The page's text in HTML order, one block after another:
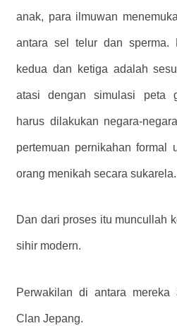
anak, para ilmuwan
antara sel telur dan sperma.
kedua dan ketiga adalah
atasi dengan simulasi peta
harus dilakukan negara-
pertemuan pernikahan formal
orang menikah secara sukarela.
Dan dari proses itu muncullah
sihir modern.
Perwakilan di antara mereka
Clan Jepang.